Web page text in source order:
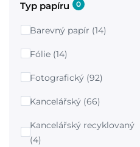
Typ papíru 0
Barevný papír (14)
Fólie (14)
Fotografický (92)
Kancelářský (66)
Kancelářský recyklovaný
(4)